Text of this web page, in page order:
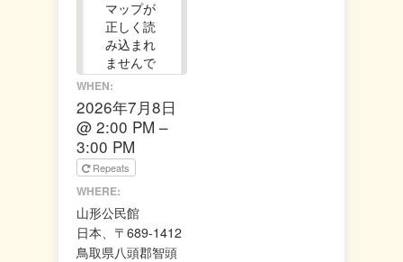
マップが
正しく読
み込まれ
ませんで
した。
この
ウェ
ブサ
イト
有者
です
か？
WHEN:
2026年7月8日
@ 2:00 PM –
3:00 PM
Repeats
WHERE:
山形公民館
日本、〒689-1412
鳥取県八頭郡智頭